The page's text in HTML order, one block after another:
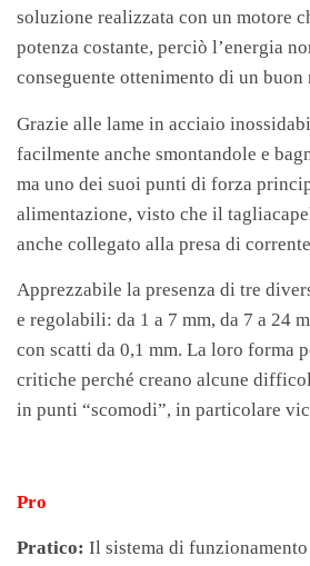
soluzione realizzata con un motore
potenza costante, perciò l’energia
conseguente ottenimento di un
Grazie alle lame in acciaio
facilmente anche smontandole e
ma uno dei suoi punti di forza
alimentazione, visto che il
anche collegato alla presa di
Apprezzabile la presenza di tre
e regolabili: da 1 a 7 mm, da 7 a 24
con scatti da 0,1 mm. La loro forma
critiche perché creano alcune
in punti “scomodi”, in particolare
Pro
Pratico: Il sistema di